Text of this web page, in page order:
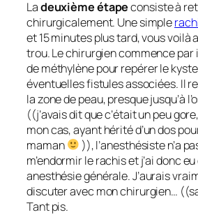
Ladeuxième étapeconsiste à
chirurgicalement. Une simple
et 15 minutes plus tard, vous voilà
trou. Le chirurgien commence par
de méthylène pour repérer le
éventuelles fistules associées. Il
la zone de peau, presque jusqu’à
((j’avais dit que c’était un peu
mon cas, ayant hérité d’un dos
maman
)), l’anesthésiste n’a
m’endormir le rachis et j’ai donc
anesthésie générale. J’aurais
discuter avec mon chirurgien…
Tant pis.